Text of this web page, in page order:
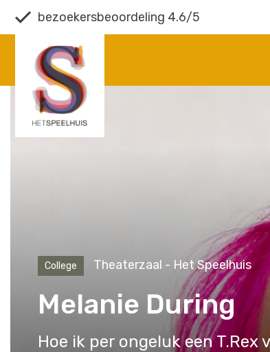
bezoekersbeoordeling 4.6/5
College Theaterzaal - Het Speelhuis
Melanie During
Hoe ik per ongeluk een T.Rex